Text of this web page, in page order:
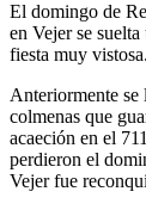
El domingo de
en Vejer se suelta
fiesta muy vistosa.
Anteriormente se
colmenas que
acaeción en el
perdieron el
Vejer fue